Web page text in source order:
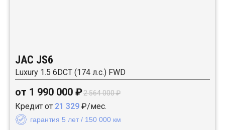
JAC JS6
Luxury 1.5 6DCT (174 л.с.) FWD
от 1 990 000 ₽2 564 000 ₽
Кредит от 21 329 ₽/мес.
гарантия 5 лет / 150 000 км